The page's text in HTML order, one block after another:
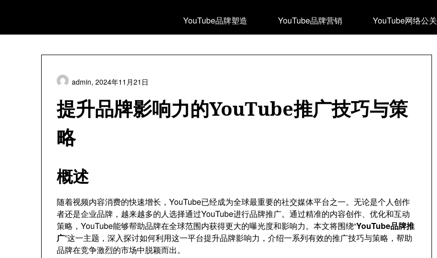
YouTube品牌塑造 YouTube品牌营销 YouTube网络公关
提升品牌影响力的YouTube推广技巧与策
略
admin, 2024年11月21日
概述
随着视频内容消费的快速增长，YouTube已经成为全球最重要的社交媒体平台之一。无论是个人创作
者还是企业品牌，越来越多的人选择通过YouTube进行品牌推广。通过精准的内容创作、优化和互动
策略，YouTube能够帮助品牌在全球范围内获得更大的曝光度和影响力。本文将围绕“YouTube品牌推
广”这一主题，深入探讨如何利用这一平台提升品牌影响力，介绍一系列有效的推广技巧与策略，帮助
品牌在竞争激烈的市场中脱颖而出。